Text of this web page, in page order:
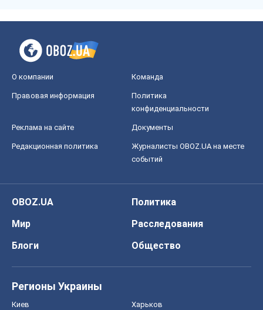
О компании Команда
Правовая информация
Политика
конфиденциальности
Реклама на сайте Документы
Редакционная политика
Журналисты OBOZ.UA на месте
событий
OBOZ.UA
Политика
Мир
Расследования
Блоги
Общество
Регионы Украины
Киев Харьков